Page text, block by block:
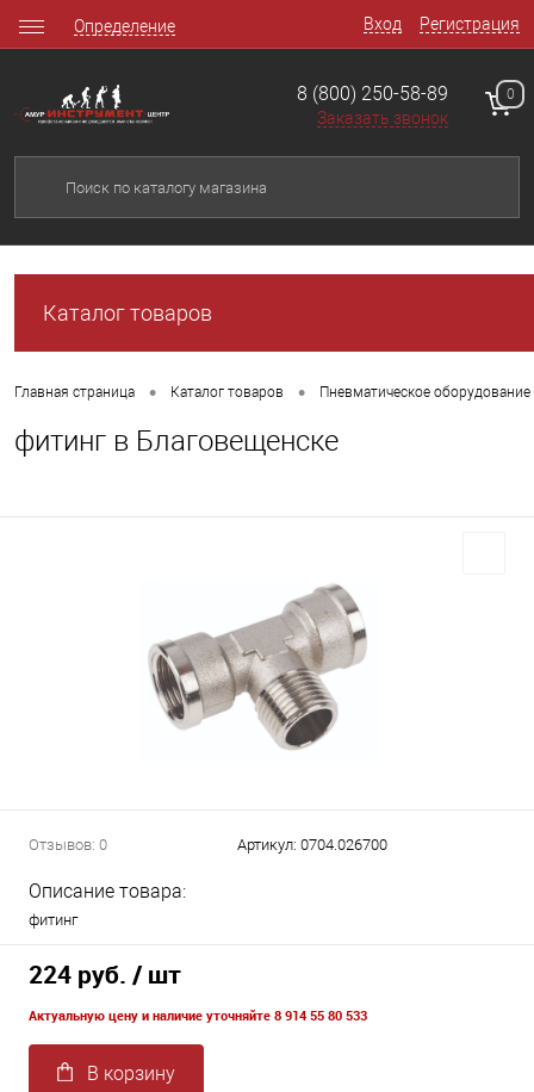
Вход Регистрация
Определение
8 (800) 250-58-89
Заказать звонок
0
Каталог товаров
Главная страница • Каталог товаров • Пневматическое оборудование
фитинг в Благовещенске
Отзывов: 0 Артикул: 0704.026700
Описание товара:
фитинг
224 руб. / шт
Актуальную цену и наличие уточняйте 8 914 55 80 533
В корзину